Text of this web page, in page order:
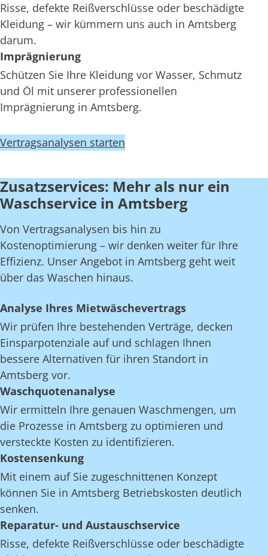
Risse, defekte Reißverschlüsse oder beschädigte
Kleidung – wir kümmern uns auch in Amtsberg
darum.
Imprägnierung
Schützen Sie Ihre Kleidung vor Wasser, Schmutz
und Öl mit unserer professionellen
Imprägnierung in Amtsberg.
Vertragsanalysen starten
Zusatzservices: Mehr als nur ein
Waschservice in Amtsberg
Von Vertragsanalysen bis hin zu
Kostenoptimierung – wir denken weiter für Ihre
Effizienz. Unser Angebot in Amtsberg geht weit
über das Waschen hinaus.
Analyse Ihres Mietwäschevertrags
Wir prüfen Ihre bestehenden Verträge, decken
Einsparpotenziale auf und schlagen Ihnen
bessere Alternativen für ihren Standort in
Amtsberg vor.
Waschquotenanalyse
Wir ermitteln Ihre genauen Waschmengen, um
die Prozesse in Amtsberg zu optimieren und
versteckte Kosten zu identifizieren.
Kostensenkung
Mit einem auf Sie zugeschnittenen Konzept
können Sie in Amtsberg Betriebskosten deutlich
senken.
Reparatur- und Austauschservice
Risse, defekte Reißverschlüsse oder beschädigte